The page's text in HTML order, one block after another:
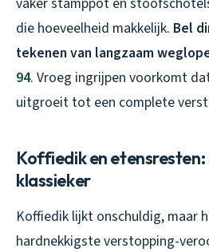
die hoeveelheid makkelijk. Bel
tekenen van langzaam
94. Vroeg ingrijpen voorkomt
uitgroeit tot een complete
Koffiedik en
klassieker
Koffiedik lijkt onschuldig, maar
hardnekkigste verstopping-